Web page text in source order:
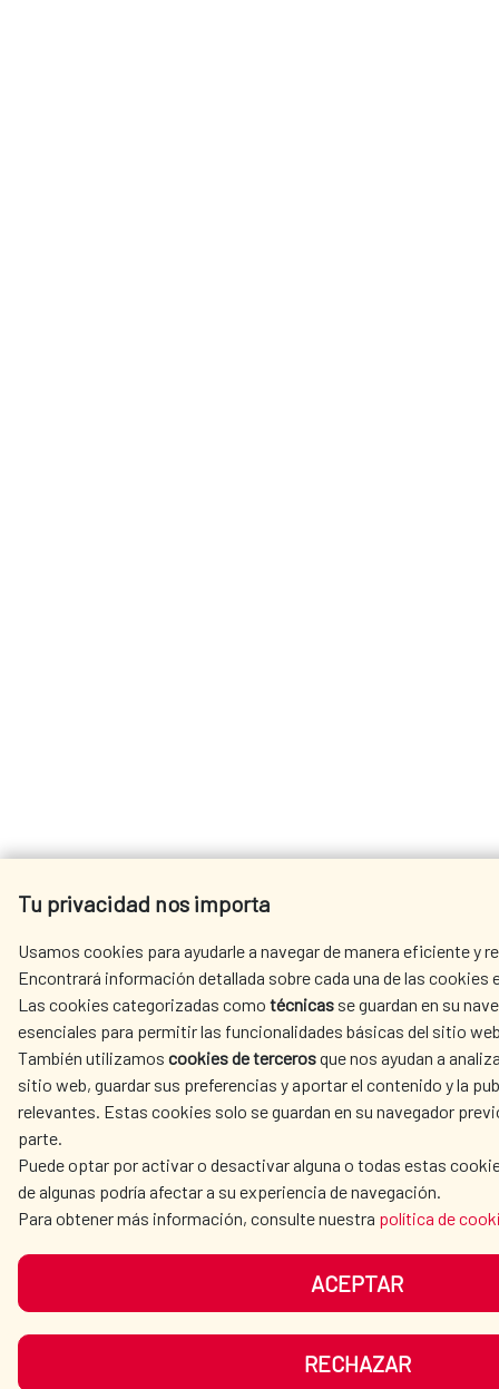
Tu privacidad nos importa
Usamos cookies para ayudarle a navegar de manera eficiente y
Encontrará información detallada sobre cada una de las cookies
Las cookies categorizadas como técnicas se guardan en su
esenciales para permitir las funcionalidades básicas del sitio
También utilizamos cookies de tercerosque nos ayudan a
sitio web, guardar sus preferencias y aportar el contenido y la
relevantes. Estas cookies solo se guardan en su navegador
parte.
Puede optar por activar o desactivar alguna o todas estas
de algunas podría afectar a su experiencia de navegación.
Para obtener más información, consulte nuestra política de
ACEPTAR
RECHAZAR